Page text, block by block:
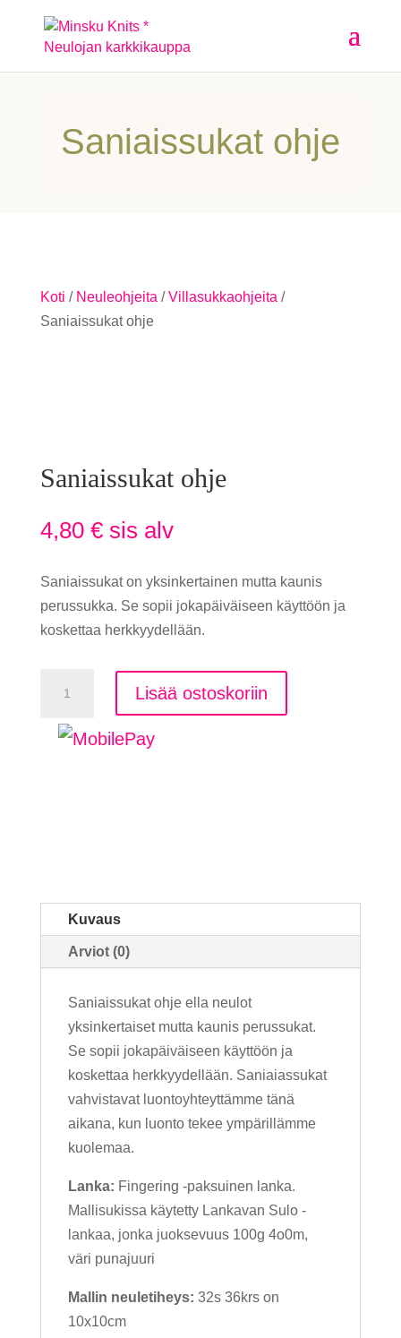
Saniaissukat ohje
Koti / Neuleohjeita /Villasukkaohjeita /
Saniaissukat ohje
Saniaissukat ohje
4,80 € sis alv
Saniaissukat on yksinkertainen mutta kaunis
perussukka. Se sopii jokapäiväiseen käyttöön ja
koskettaa herkkyydellään.
määrä
Lisää ostoskoriin
Kuvaus
Arviot (0)
Saniaissukat ohje ella neulot
yksinkertaiset mutta kaunis perussukat.
Se sopii jokapäiväiseen käyttöön ja
koskettaa herkkyydellään. Saniaiassukat
vahvistavat luontoyhteyttämme tänä
aikana, kun luonto tekee ympärillämme
kuolemaa.
Lanka: Fingering -paksuinen lanka.
Mallisukissa käytetty Lankavan Sulo -
lankaa, jonka juoksevuus 100g 4o0m,
väri punajuuri
Mallin neuletiheys: 32s 36krs on
10x10cm